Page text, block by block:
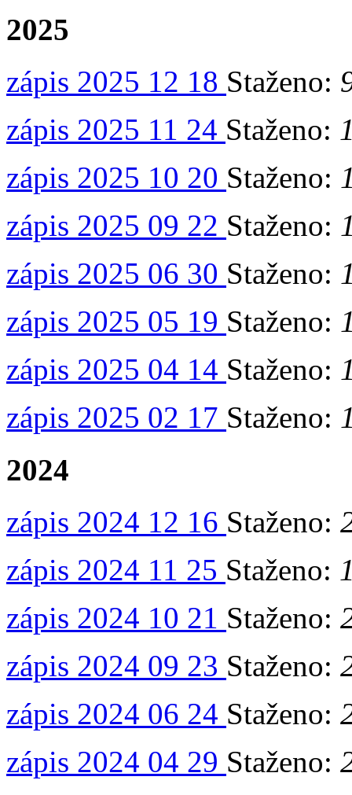
2025
zápis 2025 12 18 Staženo:
zápis 2025 11 24 Staženo:
zápis 2025 10 20 Staženo:
zápis 2025 09 22 Staženo:
zápis 2025 06 30 Staženo:
zápis 2025 05 19 Staženo:
zápis 2025 04 14 Staženo:
zápis 2025 02 17 Staženo:
2024
zápis 2024 12 16 Staženo:
zápis 2024 11 25 Staženo:
zápis 2024 10 21 Staženo:
zápis 2024 09 23 Staženo:
zápis 2024 06 24 Staženo:
zápis 2024 04 29 Staženo: